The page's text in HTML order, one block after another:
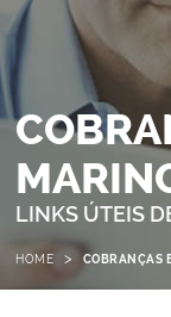
LINKS ÚTEIS
HOME > COBRANÇAS